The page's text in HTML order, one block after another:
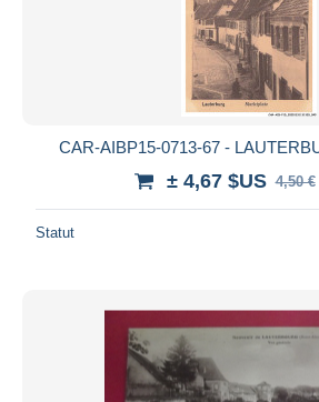
CAR-AIBP15-0713-67 -
± 4,67 $US 4,50 €
Statut